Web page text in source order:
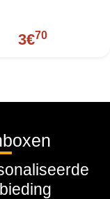
3€70